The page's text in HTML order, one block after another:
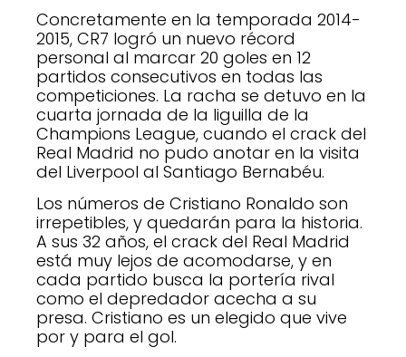
Concretamente en la temporada 2014-
2015, CR7 logró un nuevo récord
personal al marcar 20 goles en 12
partidos consecutivos en todas las
competiciones. La racha se detuvo en la
cuarta jornada de la liguilla de la
Champions League, cuando el crack del
Real Madrid no pudo anotar en la visita
del Liverpool al Santiago Bernabéu.
Los números de Cristiano Ronaldo son
irrepetibles, y quedarán para la historia.
A sus 32 años, el crack del Real Madrid
está muy lejos de acomodarse, y en
cada partido busca la portería rival
como el depredador acecha a su
presa. Cristiano es un elegido que vive
por y para el gol.